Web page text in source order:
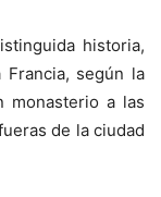
historia,
según la
a las
de la ciudad